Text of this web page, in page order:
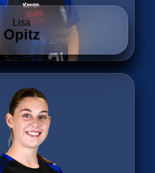
Lisa
Opitz